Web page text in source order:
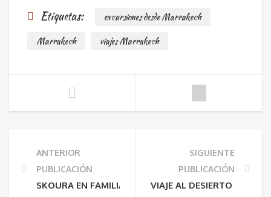
Etiquetas:
excursiones desde Marrakech
Marrakech
viajes Marrakech
ANTERIOR
PUBLICACIÓN
SKOURA EN FAMILIA: NATURALEZA, TRANQUILIDAD
SIGUIENTE
PUBLICACIÓN
VIAJE AL DESIERTO DESDE